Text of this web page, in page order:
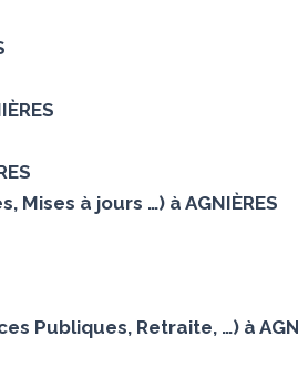
à jours …) à AGNIÈRES
Publiques, Retraite, …) à